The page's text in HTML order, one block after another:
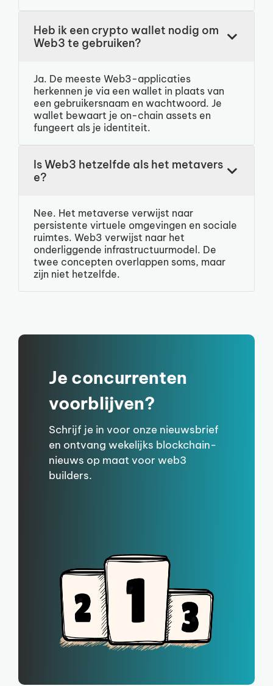
Heb ik een crypto wallet nodig om
Web3 te gebruiken?
Ja. De meeste Web3-applicaties
herkennen je via een wallet in plaats van
een gebruikersnaam en wachtwoord. Je
wallet bewaart je on-chain assets en
fungeert als je identiteit.
Is Web3 hetzelfde als het metavers
e?
Nee. Het metaverse verwijst naar
persistente virtuele omgevingen en sociale
ruimtes. Web3 verwijst naar het
onderliggende infrastructuurmodel. De
twee concepten overlappen soms, maar
zijn niet hetzelfde.
Je concurrenten
voorblijven?
Schrijf je in voor onze nieuwsbrief
en ontvang wekelijks blockchain-
nieuws op maat voor web3
builders.